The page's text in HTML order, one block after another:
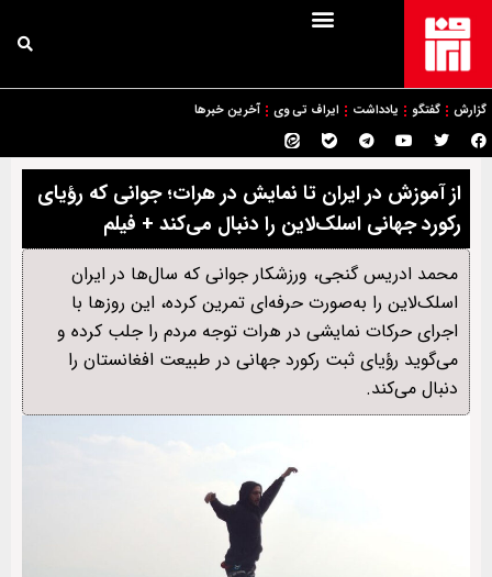
گزارش گفتگو یادداشت ایراف تی وی آخرین خبرها
از آموزش در ایران تا نمایش در هرات؛ جوانی که رؤیای
رکورد جهانی اسلک‌لاین را دنبال می‌کند + فیلم
محمد ادریس گنجی، ورزشکار جوانی که سال‌ها در ایران
اسلک‌لاین را به‌صورت حرفه‌ای تمرین کرده، این روزها با
اجرای حرکات نمایشی در هرات توجه مردم را جلب کرده و
می‌گوید رؤیای ثبت رکورد جهانی در طبیعت افغانستان را
دنبال می‌کند.